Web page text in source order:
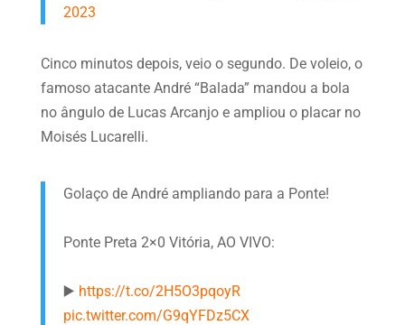
2023
Cinco minutos depois, veio o segundo. De voleio, o
famoso atacante André “Balada” mandou a bola
no ângulo de Lucas Arcanjo e ampliou o placar no
Moisés Lucarelli.
Golaço de André ampliando para a Ponte!
Ponte Preta 2×0 Vitória, AO VIVO:
▶️ https://t.co/2H5O3pqoyR
pic.twitter.com/G9qYFDz5CX